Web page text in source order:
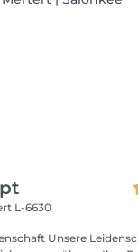
L-6630
ist es